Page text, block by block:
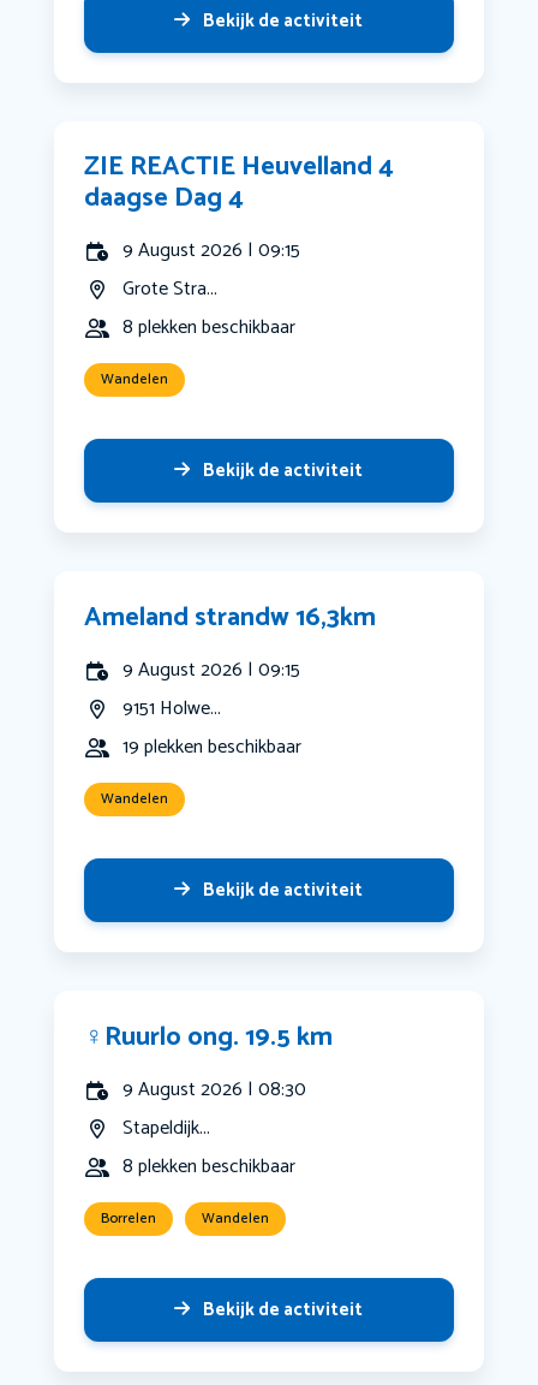
Bekijk de activiteit
ZIE REACTIE Heuvelland 4
daagse Dag 4
9 August 2026 | 09:15
Grote Stra...
8 plekken beschikbaar
Wandelen
Bekijk de activiteit
Ameland strandw 16,3km
9 August 2026 | 09:15
9151 Holwe...
19 plekken beschikbaar
Wandelen
Bekijk de activiteit
‍♀️Ruurlo ong. 19.5 km
9 August 2026 | 08:30
Stapeldijk...
8 plekken beschikbaar
Borrelen Wandelen
Bekijk de activiteit